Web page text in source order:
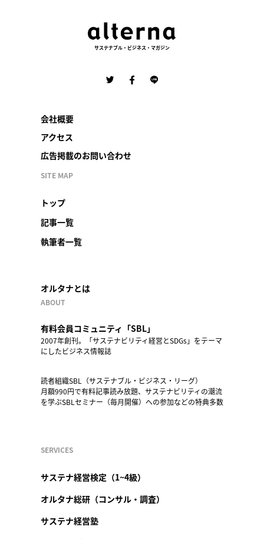
サステナブル・ビジネス・マガジン
会社概要
アクセス
広告掲載のお問い合わせ
SITE MAP
トップ
記事一覧
執筆者一覧
オルタナとは
ABOUT
有料会員コミュニティ「SBL」
2007年創刊。「サステナビリティ経営とSDGs」をテーマ
にしたビジネス情報誌
読者組織SBL（サステナブル・ビジネス・リーグ）
月額990円で有料記事読み放題、サステナビリティの潮流
を学ぶSBLセミナー（毎月開催）への参加などの特典多数
SERVICES
サステナ経営検定（1~4級）
オルタナ総研（コンサル・調査）
サステナ経営塾